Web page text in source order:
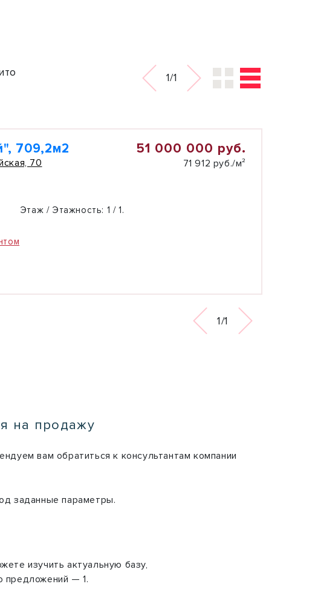
1/1
709,2м2
70
51 000 000 руб.
71 912 руб./м²
Этаж / Этажность: 1 / 1.
1/1
на продажу
вам обратиться к консультантам компании
заданные параметры.
изучить актуальную базу,
предложений — 1.